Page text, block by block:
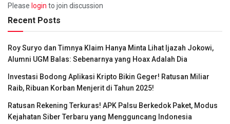
Please login to join discussion
Recent Posts
Roy Suryo dan Timnya Klaim Hanya Minta Lihat Ijazah Jokowi,
Alumni UGM Balas: Sebenarnya yang Hoax Adalah Dia
Investasi Bodong Aplikasi Kripto Bikin Geger! Ratusan Miliar
Raib, Ribuan Korban Menjerit di Tahun 2025!
Ratusan Rekening Terkuras! APK Palsu Berkedok Paket, Modus
Kejahatan Siber Terbaru yang Mengguncang Indonesia